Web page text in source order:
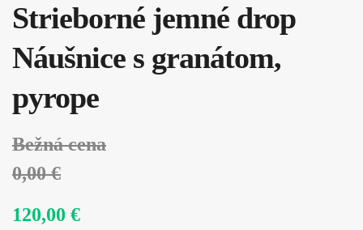
Strieborné jemné drop
Náušnice s granátom,
pyrope
Bežná cena
0,00 €
120,00 €